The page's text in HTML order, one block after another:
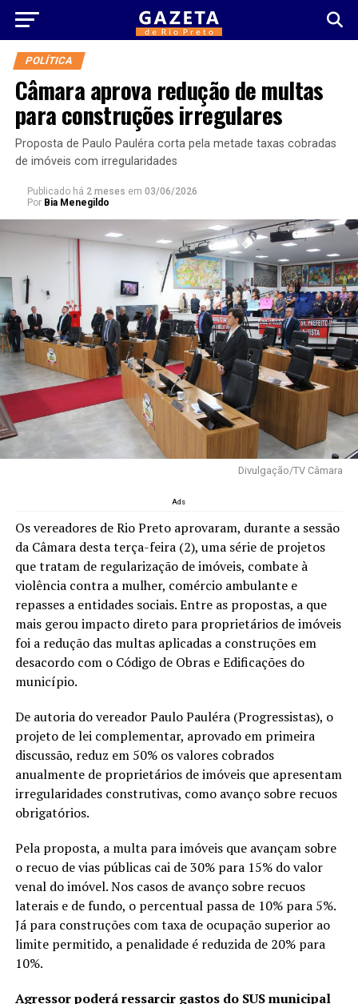
POLÍTICA
Câmara aprova redução de multas
para construções irregulares
Proposta de Paulo Pauléra corta pela metade taxas cobradas
de imóveis com irregularidades
Publicado há 2 meses em 03/06/2026
Por Bia Menegildo
Divulgação/TV Câmara
Ads
Os vereadores de Rio Preto aprovaram, durante a sessão
da Câmara desta terça-feira (2), uma série de projetos
que tratam de regularização de imóveis, combate à
violência contra a mulher, comércio ambulante e
repasses a entidades sociais. Entre as propostas, a que
mais gerou impacto direto para proprietários de imóveis
foi a redução das multas aplicadas a construções em
desacordo com o Código de Obras e Edificações do
município.
De autoria do vereador Paulo Pauléra (Progressistas), o
projeto de lei complementar, aprovado em primeira
discussão, reduz em 50% os valores cobrados
anualmente de proprietários de imóveis que apresentam
irregularidades construtivas, como avanço sobre recuos
obrigatórios.
Pela proposta, a multa para imóveis que avançam sobre
o recuo de vias públicas cai de 30% para 15% do valor
venal do imóvel. Nos casos de avanço sobre recuos
laterais e de fundo, o percentual passa de 10% para 5%.
Já para construções com taxa de ocupação superior ao
limite permitido, a penalidade é reduzida de 20% para
10%.
Agressor poderá ressarcir gastos do SUS municipal